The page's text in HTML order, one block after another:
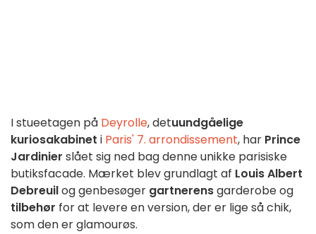
I stueetagen på Deyrolle, detuundgåelige
kuriosakabinet i Paris' 7. arrondissement, har Prince
Jardinier slået sig ned bag denne unikke parisiske
butiksfacade. Mærket blev grundlagt af Louis Albert
Debreuilog genbesøger gartnerensgarderobe og
tilbehør for at levere en version, der er lige så chik,
som den er glamourøs.